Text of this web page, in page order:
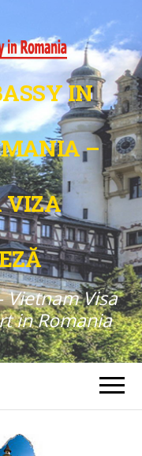
IN
–
VIZA
Vietnam Visa
in Romania